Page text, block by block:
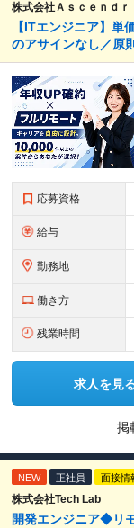
株式会社Ａｓｃｅｎｄｒ
【ITエンジニア】単
のアサインなし／原
応募資格
給与
勤務地
働き方
残業時間
求人を見
掲
NEW 正社員 面接情
株式会社Tech Lab
開発エンジニア◆リ